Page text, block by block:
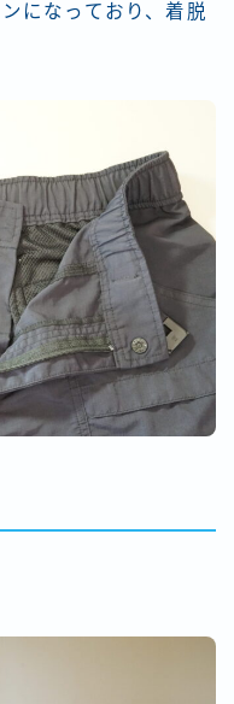
になっており、着脱